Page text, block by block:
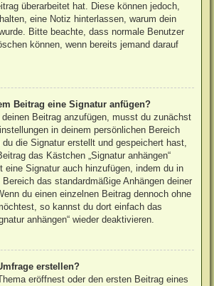
überarbeitet hat. Diese können jedoch,
eine Notiz hinterlassen, warum dein
Bitte beachte, dass normale Benutzer
können, wenn bereits jemand darauf
Beitrag eine Signatur anfügen?
Beitrag anzufügen, musst du zunächst
in deinem persönlichen Bereich
die Signatur erstellt und gespeichert hast,
das Kästchen „Signatur anhängen“
eine Signatur auch hinzufügen, indem du in
das standardmäßige Anhängen deiner
du einen einzelnen Beitrag dennoch ohne
so kannst du dort einfach das
anhängen“ wieder deaktivieren.
erstellen?
eröffnest oder den ersten Beitrag eines